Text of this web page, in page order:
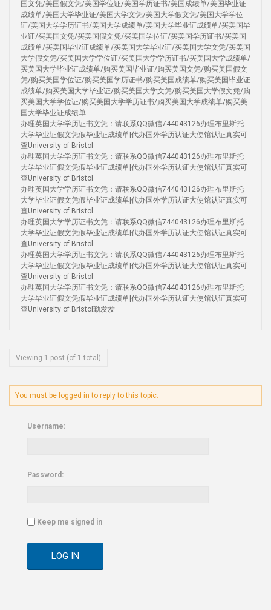
国文凭/美国假文凭/美国学位证/美国学历证书/美国成绩单/美国毕业证
成绩单/美国大学毕业证/美国大学文凭/美国大学假文凭/美国大学学位
证/美国大学学历证书/美国大学成绩单/美国大学毕业证成绩单/买美国毕
业证/买美国文凭/买美国假文凭/买美国学位证/买美国学历证书/买美国
成绩单/买美国毕业证成绩单/买美国大学毕业证/买美国大学文凭/买美国
大学假文凭/买美国大学学位证/买美国大学学历证书/买美国大学成绩单/
买美国大学毕业证成绩单/购买美国毕业证/购买美国文凭/购买美国假文
凭/购买美国学位证/购买美国学历证书/购买美国成绩单/购买美国毕业证
成绩单/购买美国大学毕业证/购买美国大学文凭/购买美国大学假文凭/购
买美国大学学位证/购买美国大学学历证书/购买美国大学成绩单/购买美
国大学毕业证成绩单
办理英国大学学历证书文凭：请联系QQ微信744043126办理布里斯托
大学毕业证假文凭假毕业证成绩单|代办国外学历认证大使馆认证真实可
查University of Bristol
办理英国大学学历证书文凭：请联系QQ微信744043126办理布里斯托
大学毕业证假文凭假毕业证成绩单|代办国外学历认证大使馆认证真实可
查University of Bristol
办理英国大学学历证书文凭：请联系QQ微信744043126办理布里斯托
大学毕业证假文凭假毕业证成绩单|代办国外学历认证大使馆认证真实可
查University of Bristol
办理英国大学学历证书文凭：请联系QQ微信744043126办理布里斯托
大学毕业证假文凭假毕业证成绩单|代办国外学历认证大使馆认证真实可
查University of Bristol
办理英国大学学历证书文凭：请联系QQ微信744043126办理布里斯托
大学毕业证假文凭假毕业证成绩单|代办国外学历认证大使馆认证真实可
查University of Bristol
办理英国大学学历证书文凭：请联系QQ微信744043126办理布里斯托
大学毕业证假文凭假毕业证成绩单|代办国外学历认证大使馆认证真实可
查University of Bristol勤发发
Viewing 1 post (of 1 total)
You must be logged in to reply to this topic.
Username:
Password:
Keep me signed in
LOG IN